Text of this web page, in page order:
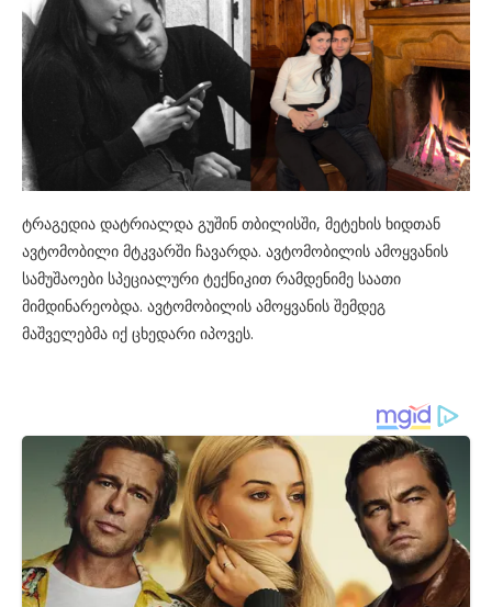
ტრაგედია დატრიალდა გუშინ თბილისში, მეტეხის ხიდთან
ავტომობილი მტკვარში ჩავარდა. ავტომობილის ამოყვანის
სამუშაოები სპეციალური ტექნიკით რამდენიმე საათი
მიმდინარეობდა. ავტომობილის ამოყვანის შემდეგ
მაშველებმა იქ ცხედარი იპოვეს.